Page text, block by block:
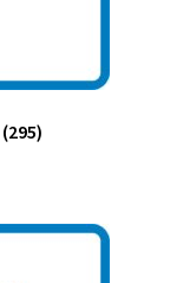
(295)